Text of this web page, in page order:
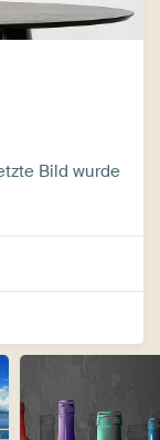
Bild wurde